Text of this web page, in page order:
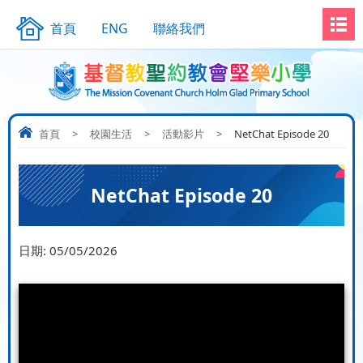
首頁 ENG 聯絡我們
首頁 > 校園生活 > 活動影片 > NetChat Episode 20
NetChat Episode 20
日期: 05/05/2026